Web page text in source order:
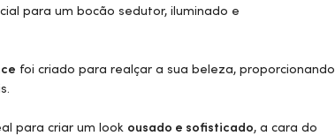
para um bocão sedutor, iluminado e
foi criado para realçar a sua beleza, proporcionando
para criar um look ousado e sofisticado, a cara do